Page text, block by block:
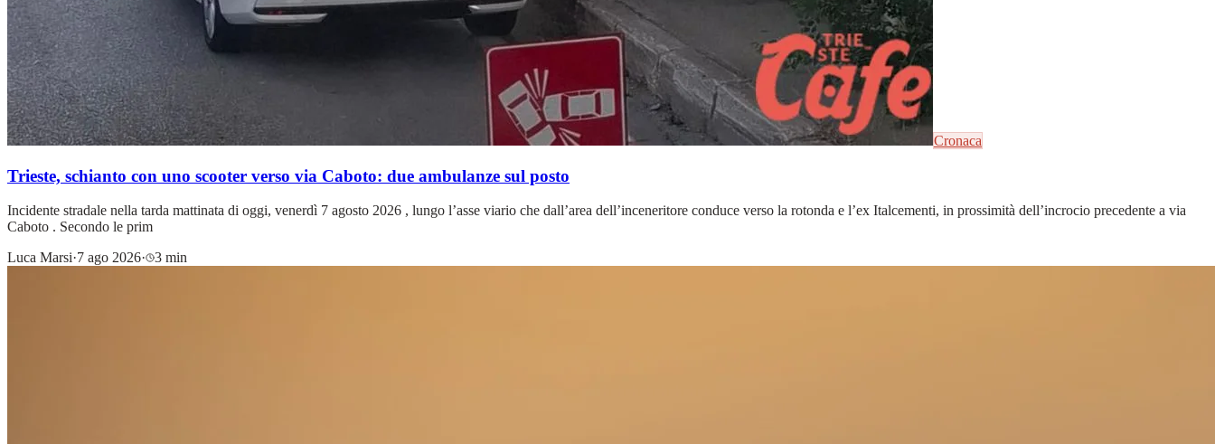
Cronaca
Trieste, schianto con uno scooter verso via Caboto: due ambulanze sul posto
Incidente stradale nella tarda mattinata di oggi, venerdì 7 agosto 2026 , lungo l’asse viario che dall’area dell’inceneritore conduce verso la rotonda e l’ex Italcementi, in prossimità dell’incrocio precedente a via
Caboto . Secondo le prim
Luca Marsi·7 ago 2026· 3 min